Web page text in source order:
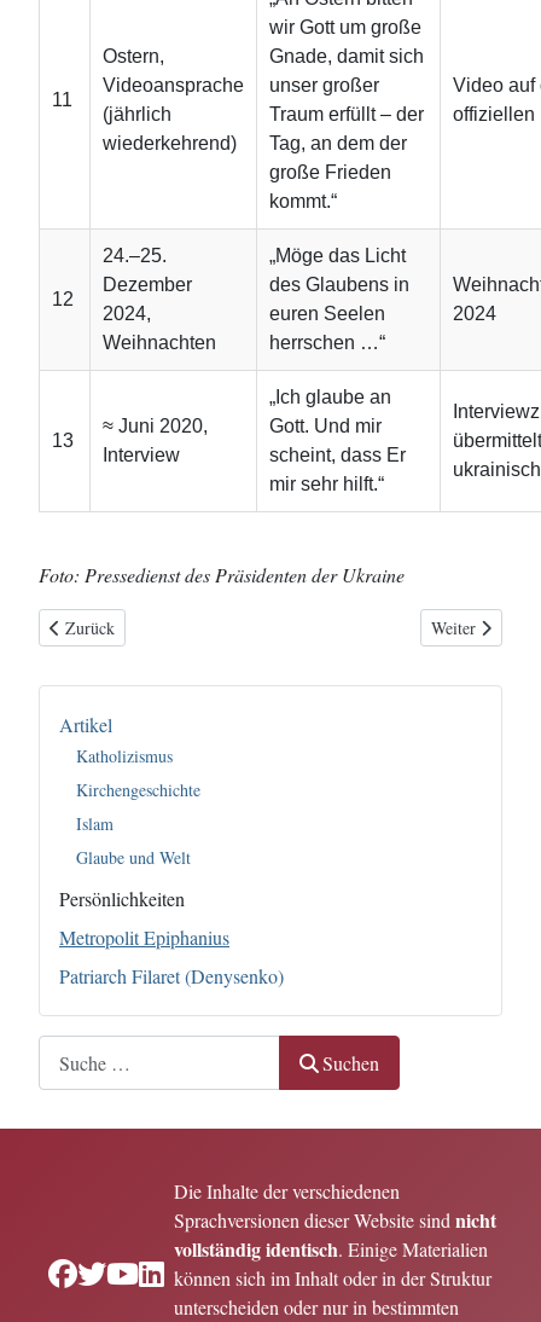
Artikel
Katholizismus
Kirchengeschichte
Islam
Glaube und Welt
Persönlichkeiten
Metropolit Epiphanius
Patriarch Filaret (Denysenko)
Suchen
11
Ostern,
Videoansprache
(jährlich
wiederkehrend)
wir Gott um große
Gnade, damit sich
unser großer
Traum erfüllt – der
Tag, an dem der
große Frieden
kommt.“
Video auf
offiziellen
12
24.–25.
Dezember
2024,
Weihnachten
„Möge das Licht
des Glaubens in
euren Seelen
herrschen …“
2024
13
≈ Juni 2020,
Interview
„Ich glaube an
Gott. Und mir
scheint, dass Er
mir sehr hilft.“
Foto: Pressedienst des Präsidenten der Ukraine
Vorheriger Beitrag: Chuck Norris: Ein Weg des Glaubens, stärker als
Zurück Nächster
Weiter
Die Inhalte der verschiedenen
Sprachversionen dieser Website sind nicht
vollständig identisch. Einige Materialien
können sich im Inhalt oder in der Struktur
unterscheiden oder nur in bestimmten